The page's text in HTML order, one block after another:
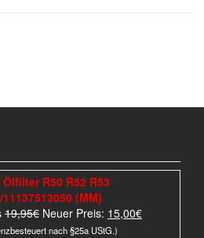
R50 R52 R53
(MM)
19,95€ Ursprünglicher
Preis
Neuer Preis: 15,00€Aktueller
nach §25a UStG.)